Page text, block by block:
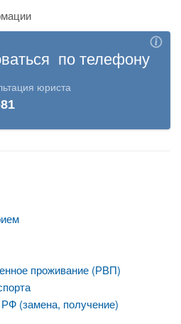
проживание (РВП)
(замена, получение)